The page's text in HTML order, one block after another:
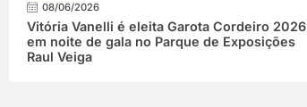
08/06/2026
Vitória Vanelli é eleita Garota Cordeiro 2026
em noite de gala no Parque de Exposições
Raul Veiga